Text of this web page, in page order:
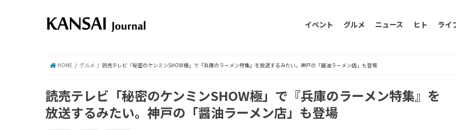
イベント グルメ ニュース ヒト ライ
HOME グルメ 読売テレビ「秘密のケンミンSHOW極」で『兵庫のラーメン特集』を放送するみたい。神戸の「醤油ラーメン店」も登場
読売テレビ「秘密のケンミンSHOW極」で『兵庫のラーメン特集』を
放送するみたい。神戸の「醤油ラーメン店」も登場